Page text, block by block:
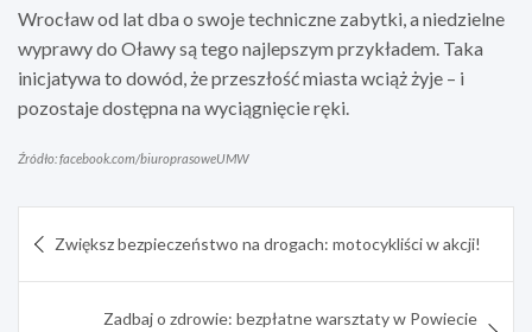
Wrocław od lat dba o swoje techniczne zabytki, a niedzielne
wyprawy do Oławy są tego najlepszym przykładem. Taka
inicjatywa to dowód, że przeszłość miasta wciąż żyje – i
pozostaje dostępna na wyciągnięcie ręki.
Źródło: facebook.com/biuroprasoweUMW
wpisu
Zwiększ bezpieczeństwo na drogach: motocykliści w akcji!
Zadbaj o zdrowie: bezpłatne warsztaty w Powiecie